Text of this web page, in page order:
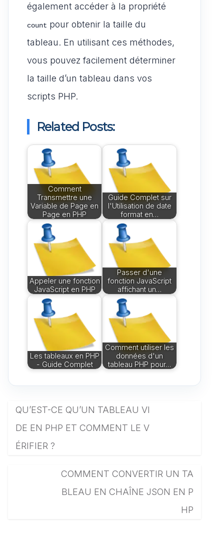
également accéder à la propriété
count pour obtenir la taille du
tableau. En utilisant ces méthodes,
vous pouvez facilement déterminer
la taille d’un tableau dans vos
scripts PHP.
Related Posts:
Comment
Transmettre une
Variable de Page en
Page en PHP
Guide Complet sur
l'Utilisation de date
format en…
Appeler une fonction
JavaScript en PHP
Passer d'une
fonction JavaScript
affichant un…
Les tableaux en PHP
- Guide Complet
Comment utiliser les
données d'un
tableau PHP pour…
QU’EST-CE QU’UN TABLEAU VI
DE EN PHP ET COMMENT LE V
ÉRIFIER ?
COMMENT CONVERTIR UN TA
BLEAU EN CHAÎNE JSON EN P
HP